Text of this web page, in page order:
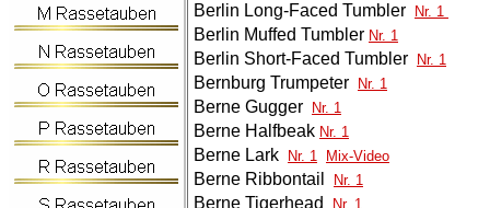
Berlin Long-Faced Tumbler
Nr. 1
Berlin Muffed Tumbler Nr. 1
Berlin Short-Faced Tumbler Nr. 1
Bernburg Trumpeter Nr. 1
Berne Gugger Nr. 1
Berne Halfbeak Nr. 1
Berne Lark Nr. 1 Mix-Video
Berne Ribbontail Nr. 1
Berne Tigerhead Nr. 1